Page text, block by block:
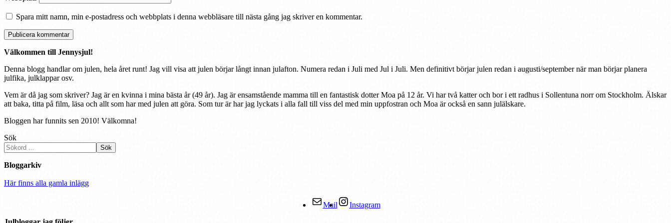
Spara mitt namn, min e-postadress och webbplats i denna webbläsare till nästa gång jag skriver en kommentar.
Välkommen till Jennysjul!
Denna blogg handlar om julen, hela året runt! Jag vill visa att julen börjar långt innan julafton. Numera redan i Juli med Jul i Juli. Men definitivt börjar julen redan i augusti/september när man börjar planera
julfika, julklappar osv.
Vem är då jag som skriver? Jag är en kvinna i mina bästa år (49 år). Jag är ensamstående mamma till en fantastisk dotter Moa på 12 år. Vi har två katter och bor i ett radhus i Sollentuna norr om Stockholm. Älskar
att baka, titta på film, läsa och allt som har med julen att göra. Som tur är har jag lyckats i alla fall till viss del med min uppfostran och Moa är också en sann julälskare.
Bloggen har funnits sen 2010! Välkomna!
Sök
Sök
Bloggarkiv
Här finns alla gamla inlägg
Mail
Instagram